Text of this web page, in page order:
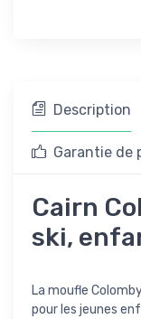
Description
Garantie de
Cairn
ski,
La moufle
pour les jeunes